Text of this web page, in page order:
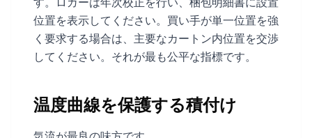
位置を表示してください。買い手が単一位置を強
く要求する場合は、主要なカートン内位置を交渉
してください。それが最も公平な指標です。
温度曲線を保護する積付け